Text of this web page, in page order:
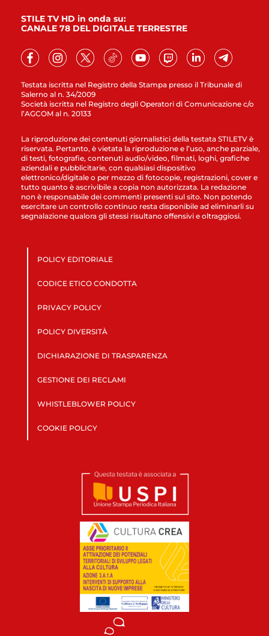
Testata iscritta nel Registro della Stampa presso il Tribunale di
Salerno al n. 34/2009
Società iscritta nel Registro degli Operatori di Comunicazione c/o
l’AGCOM al n. 20133
STILE TV HD in onda su:
CANALE 78 DEL DIGITALE TERRESTRE
La riproduzione dei contenuti giornalistici della testata STILETV è
riservata. Pertanto, è vietata la riproduzione e l’uso, anche parziale,
di testi, fotografie, contenuti audio/video, filmati, loghi, grafiche
aziendali e pubblicitarie, con qualsiasi dispositivo
elettronico/digitale o per mezzo di fotocopie, registrazioni, cover e
tutto quanto è ascrivibile a copia non autorizzata. La redazione
non è responsabile dei commenti presenti sul sito. Non potendo
esercitare un controllo continuo resta disponibile ad eliminarli su
segnalazione qualora gli stessi risultano offensivi e oltraggiosi.
POLICY EDITORIALE
CODICE ETICO CONDOTTA
PRIVACY POLICY
POLICY DIVERSITÀ
DICHIARAZIONE DI TRASPARENZA
GESTIONE DEI RECLAMI
WHISTLEBLOWER POLICY
COOKIE POLICY